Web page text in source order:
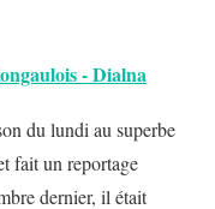
- Dialna
du lundi au superbe
fait un reportage
dernier, il était